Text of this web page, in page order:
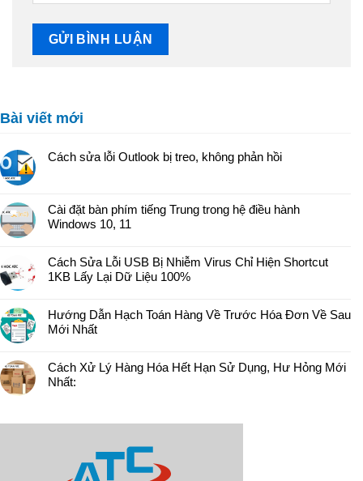
Bài viết mới
Cách sửa lỗi Outlook bị treo, không phản hồi
Cài đặt bàn phím tiếng Trung trong hệ điều hành
Windows 10, 11
Cách Sửa Lỗi USB Bị Nhiễm Virus Chỉ Hiện Shortcut
1KB Lấy Lại Dữ Liệu 100%
Hướng Dẫn Hạch Toán Hàng Về Trước Hóa Đơn Về Sau
Mới Nhất
Cách Xử Lý Hàng Hóa Hết Hạn Sử Dụng, Hư Hỏng Mới
Nhất: